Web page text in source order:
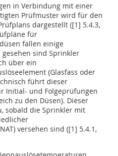
in Verbindung mit einer
Prüfmuster wird für den
dargestellt ([1] 5.4.3,
für
fallen einige
sind Sprinkler
über ein
(Glasfass oder
führt dieser
Initial- und Folgeprüfungen
zu den Düsen). Dieser
sobald die Sprinkler mit
versehen sind ([1] 5.4.1,